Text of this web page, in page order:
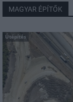
MAGYAR ÉPÍTŐK
Útépítés